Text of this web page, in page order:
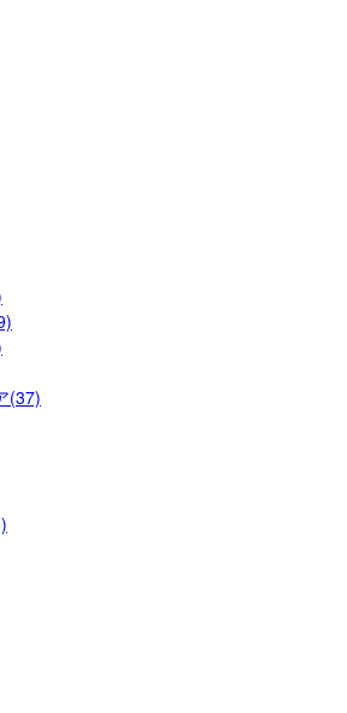
(37)